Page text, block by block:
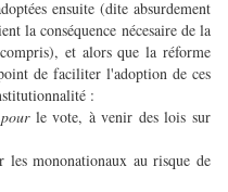
ensuite (dite absurdement
la conséquence nécesaire de la
et alors que la réforme
de faciliter l'adoption de ces
:
pour le vote, à venir des lois sur
mononationaux au risque de